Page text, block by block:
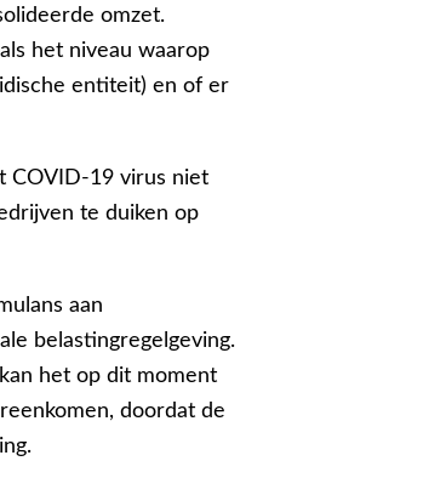
omzet.
het niveau waarop
entiteit) en of er
COVID-19 virus niet
te duiken op
aan
belastingregelgeving.
het op dit moment
doordat de